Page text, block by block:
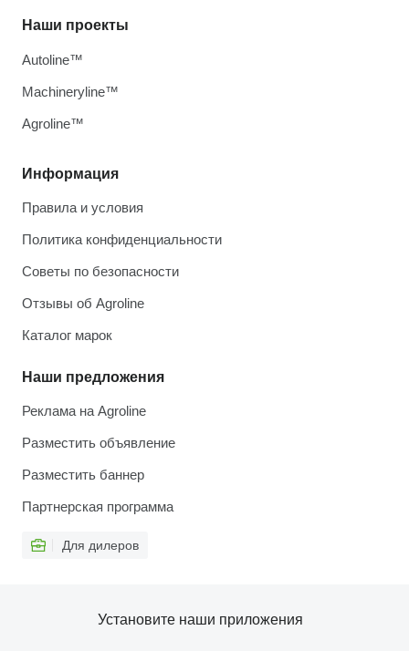
Информация
Правила и условия
Политика конфиденциальности
Советы по безопасности
Отзывы об Agroline
Каталог марок
Наши предложения
Реклама на Agroline
Разместить объявление
Разместить баннер
Партнерская программа
Для дилеров
Наши проекты
Autoline™
Machineryline™
Agroline™
Установите наши приложения